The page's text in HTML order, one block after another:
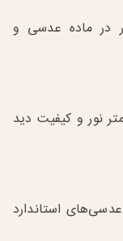
در ماده عدسی و
نور و کیفیت دید
1.74 نسبت به عدسی‌های استاندارد